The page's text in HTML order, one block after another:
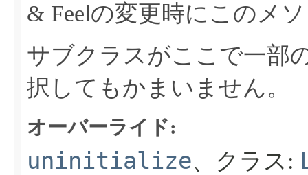
& Feelの変更時にこのメ
サブクラスがここで一部
択してもかまいません。
オーバーライド:
uninitialize、クラス: